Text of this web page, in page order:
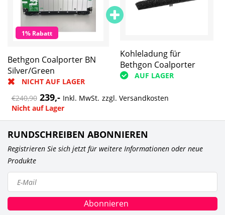
1% Rabatt
Bethgon Coalporter BN
Silver/Green
NICHT AUF LAGER
Kohleladung für
Bethgon Coalporter
AUF LAGER
Kohleladung für
Bethgon Coalporter
AUF LAGER
€240,90 239,- Inkl. MwSt. zzgl. Versandkosten
Nicht auf Lager
RUNDSCHREIBEN ABONNIEREN
Registrieren Sie sich jetzt für weitere Informationen oder neue
Produkte
Abonnieren